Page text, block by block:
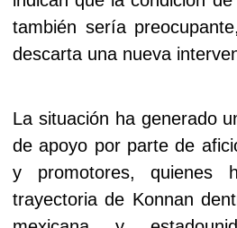
también sería
descarta una nueva
La situación ha generado
de apoyo por parte de
y promotores, quienes
trayectoria de Konnan